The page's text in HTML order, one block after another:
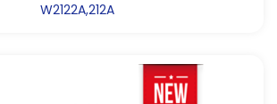
W2122A,212A